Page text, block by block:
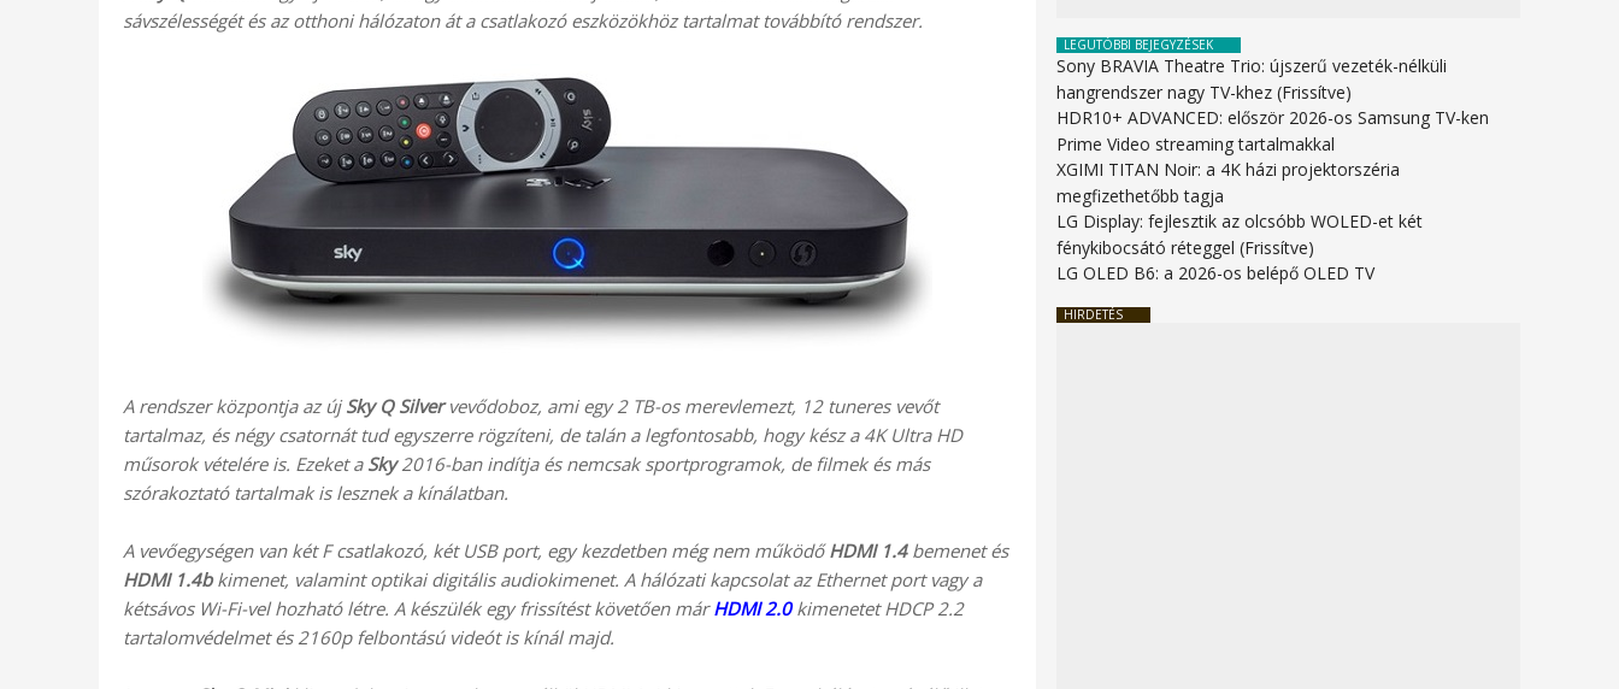
sávszélességét és az otthoni hálózaton át a csatlakozó eszközökhöz tartalmat továbbító rendszer.
A rendszer központja az újSky Q Silvervevődoboz, ami egy 2 TB-os merevlemezt, 12 tuneres vevőt
tartalmaz, és négy csatornát tud egyszerre rögzíteni, de talán a legfontosabb, hogy kész a 4K Ultra HD
műsorok vételére is. Ezeket a Sky2016-ban indítja és nemcsak sportprogramok, de filmek és más
szórakoztató tartalmak is lesznek a kínálatban.
A vevőegységen van két F csatlakozó, két USB port, egy kezdetben még nem működőHDMI 1.4bemenet és
HDMI 1.4bkimenet, valamint optikai digitális audiokimenet. A hálózati kapcsolat az Ethernet port vagy a
kétsávos Wi-Fi-vel hozható létre. A készülék egy frissítést követően márHDMI 2.0kimenetet HDCP 2.2
tartalomvédelmet és 2160p felbontású videót is kínál majd.
LEGUTÓBBI BEJEGYZÉSEK
Sony BRAVIA Theatre Trio: újszerű vezeték-nélküli
hangrendszer nagy TV-khez (Frissítve)
HDR10+ ADVANCED: először 2026-os Samsung TV-ken
Prime Video streaming tartalmakkal
XGIMI TITAN Noir: a 4K házi projektorszéria
megfizethetőbb tagja
LG Display: fejlesztik az olcsóbb WOLED-et két
fénykibocsátó réteggel (Frissítve)
LG OLED B6: a 2026-os belépő OLED TV
HIRDETÉS